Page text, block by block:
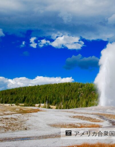
アメリカ合衆